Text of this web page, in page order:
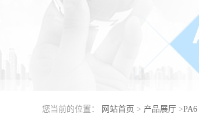
您当前的位置： 网站首页 > 产品展厅 >PA6